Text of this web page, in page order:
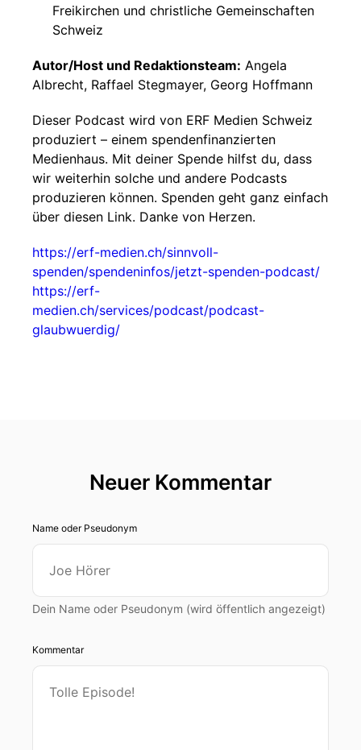
Freikirchen und christliche Gemeinschaften
Schweiz
Autor/Host und Redaktionsteam: Angela
Albrecht, Raffael Stegmayer, Georg Hoffmann
Dieser Podcast wird von ERF Medien Schweiz
produziert – einem spendenfinanzierten
Medienhaus. Mit deiner Spende hilfst du, dass
wir weiterhin solche und andere Podcasts
produzieren können. Spenden geht ganz einfach
über diesen Link. Danke von Herzen.
https://erf-medien.ch/sinnvoll-
spenden/spendeninfos/jetzt-spenden-podcast/
https://erf-
medien.ch/services/podcast/podcast-
glaubwuerdig/
Neuer Kommentar
Name oder Pseudonym
Dein Name oder Pseudonym (wird öffentlich angezeigt)
Kommentar